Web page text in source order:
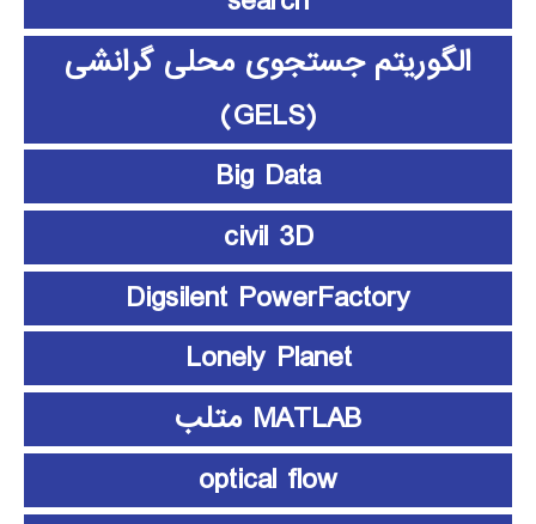
الگوریتم جستجوی محلی گرانشی
(GELS)
Big Data
civil 3D
Digsilent PowerFactory
Lonely Planet
MATLAB متلب
optical flow